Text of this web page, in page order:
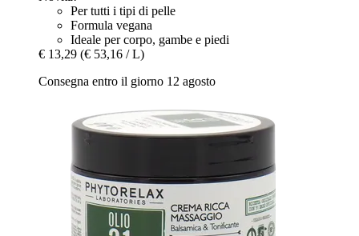
Per tutti i tipi di pelle
Formula vegana
Ideale per corpo, gambe e piedi
€ 13,29 (€ 53,16 / L)
Consegna entro il giorno 12 agosto